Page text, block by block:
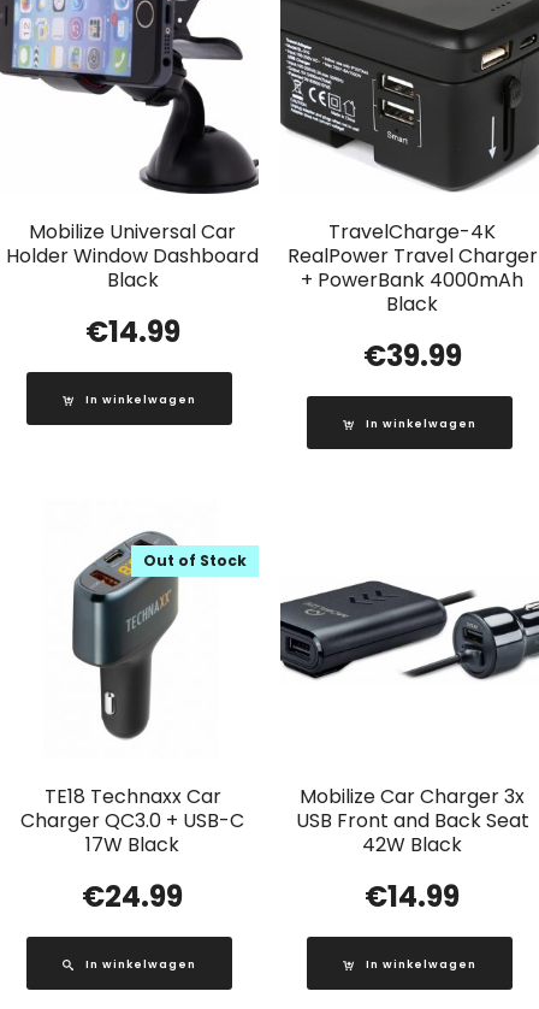
Mobilize Universal Car
Holder Window Dashboard
Black
€14.99
In winkelwagen
TravelCharge-4K
RealPower Travel Charger
+ PowerBank 4000mAh
Black
€39.99
In winkelwagen
TE18 Technaxx Car
Charger QC3.0 + USB-C
17W Black
Out of Stock
€24.99
In winkelwagen
Mobilize Car Charger 3x
USB Front and Back Seat
42W Black
€14.99
In winkelwagen